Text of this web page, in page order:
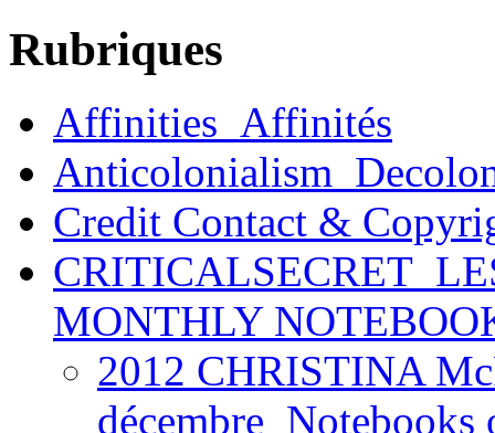
Rubriques
Affinities_Affinités
Credit Contact &
MONTHLY
2012 CHRISTINA
décembre_Notebooks